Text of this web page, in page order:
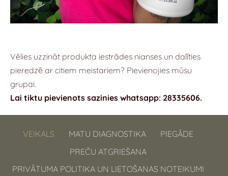
Vēlies uzzināt produkta iestrādes nianses un dalīties
pieredzē ar citiem meistariem? Pievienojies mūsu
grupai.
Lai tiktu pievienots sazinies whatsapp: 28335606.
VEIKALS MATU DIAGNOSTIKA
PIEGĀDE
PREČU ATGRIEŠANA
PRIVĀTUMA POLITIKA UN LIETOŠANAS NOTEIKUMI